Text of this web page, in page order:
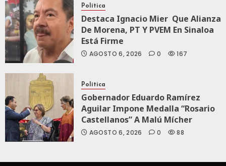
Política
Destaca Ignacio Mier Que Alianza
De Morena, PT Y PVEM En Sinaloa
Está Firme
AGOSTO 6, 2026 0 167
Política
Gobernador Eduardo Ramírez
Aguilar Impone Medalla “Rosario
Castellanos” A Malú Mícher
AGOSTO 6, 2026 0 88